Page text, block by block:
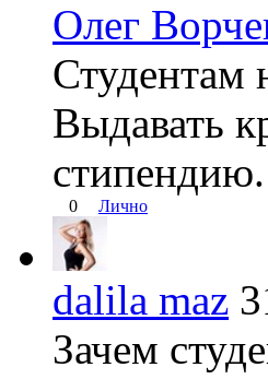
Олег
Студентам
Выдавать
стипендию.
0 Лично
dalila maz
Зачем